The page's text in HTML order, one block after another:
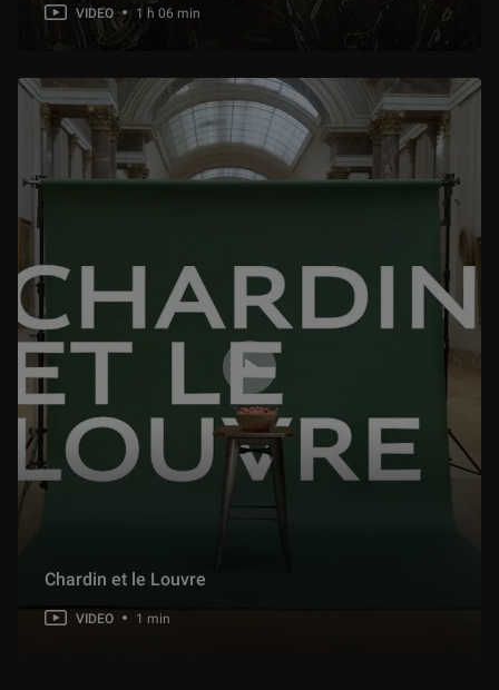
VIDEO 1 h 06 min
Chardin et le Louvre
VIDEO 1 min